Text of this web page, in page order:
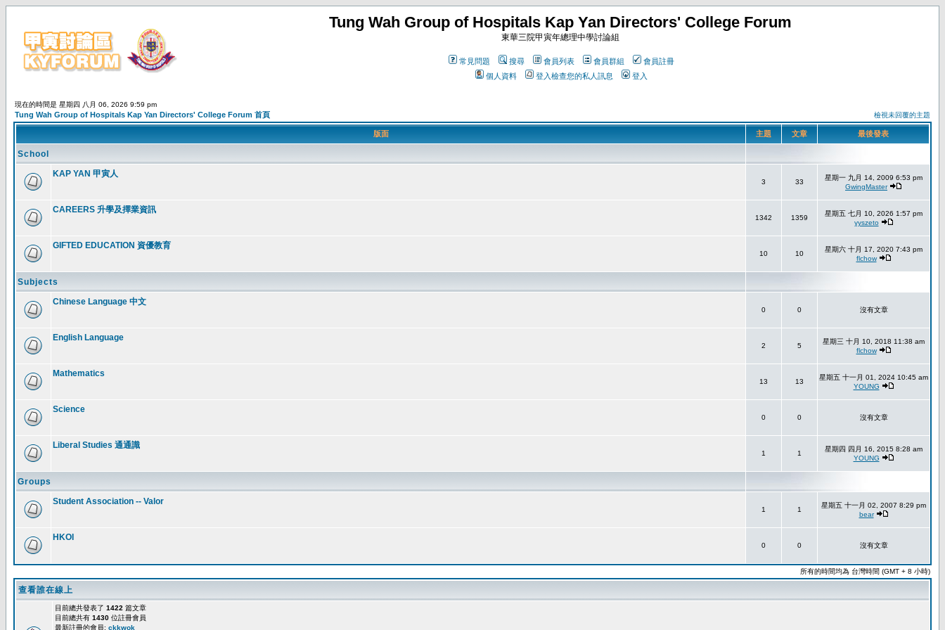
Tung Wah Group of Hospitals Kap Yan Directors' College Forum
東華三院甲寅年總理中學討論組
常見問題 搜尋 會員列表 會員群組
會員註冊
個人資料
登入檢查您的私人訊息 登入
現在的時間是 星期四 八月 06, 2026 9:59 pm
Tung Wah Group of Hospitals Kap Yan Directors' College Forum 首頁 檢視未回覆的主題
版面 主題 文章 最後發表
School
KAP YAN 甲寅人
3 33
星期一 九月 14, 2009 6:53 pm
GwingMaster
CAREERS 升學及擇業資訊
1342 1359
星期五 七月 10, 2026 1:57 pm
yyszeto
GIFTED EDUCATION 資優教育
10 10
星期六 十月 17, 2020 7:43 pm
flchow
Subjects
Chinese Language 中文
0 0 沒有文章
English Language
2 5
星期三 十月 10, 2018 11:38 am
flchow
Mathematics
13 13
星期五 十一月 01, 2024 10:45 am
YOUNG
Science
0 0 沒有文章
Liberal Studies 通通識
1 1
星期四 四月 16, 2015 8:28 am
YOUNG
Groups
Student Association -- Valor
1 1
星期五 十一月 02, 2007 8:29 pm
bear
HKOI
0 0 沒有文章
所有的時間均為 台灣時間 (GMT + 8 小時)
查看誰在線上
目前總共發表了 1422 篇文章
目前總共有 1430 位註冊會員
最新註冊的會員: ckkwok